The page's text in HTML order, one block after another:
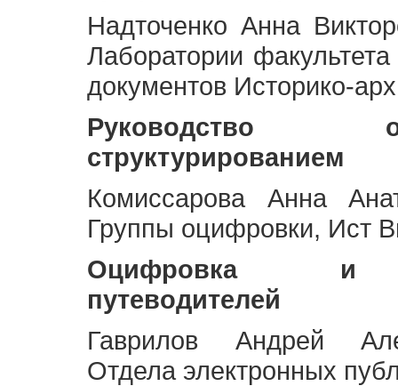
Надточенко Анна
Лаборатории
документов Историко-
Руководство
структурированием
Комиссарова Анна
Группы оцифровки, Ист
Оцифровка и
путеводителей
Гаврилов Андрей
Отдела электронных